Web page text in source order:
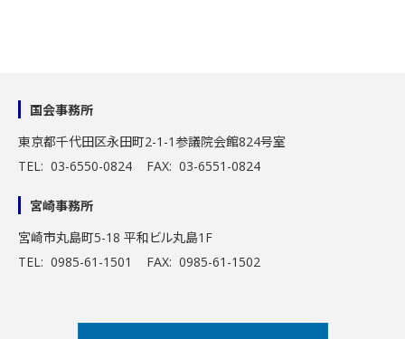
国会事務所
東京都千代田区永田町2-1-1参議院会館824号室
TEL: 03-6550-0824 FAX: 03-6551-0824
宮崎事務所
宮崎市丸島町5-18 平和ビル丸島1F
TEL: 0985-61-1501 FAX: 0985-61-1502